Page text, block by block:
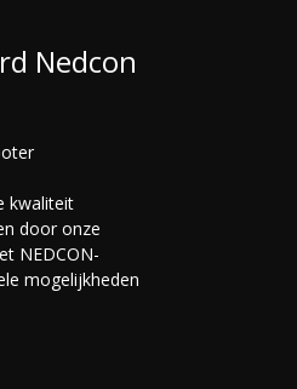
Nedcon
kwaliteit
door onze
NEDCON-
mogelijkheden